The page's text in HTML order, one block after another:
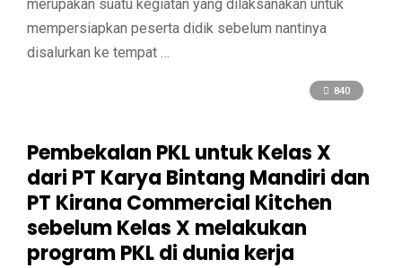
merupakan suatu kegiatan yang dilaksanakan untuk
mempersiapkan peserta didik sebelum nantinya
disalurkan ke tempat …
840
Pembekalan PKL untuk Kelas X
dari PT Karya Bintang Mandiri dan
PT Kirana Commercial Kitchen
sebelum Kelas X melakukan
program PKL di dunia kerja